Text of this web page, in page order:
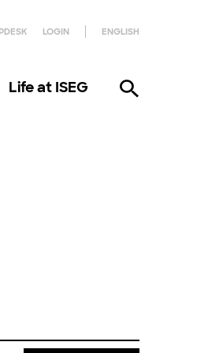
LOGIN ENGLISH
Life at ISEG